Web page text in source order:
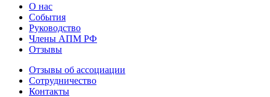
О нас
События
Руководство
Члены АПМ РФ
Отзывы
Отзывы об ассоциации
Сотрудничество
Контакты